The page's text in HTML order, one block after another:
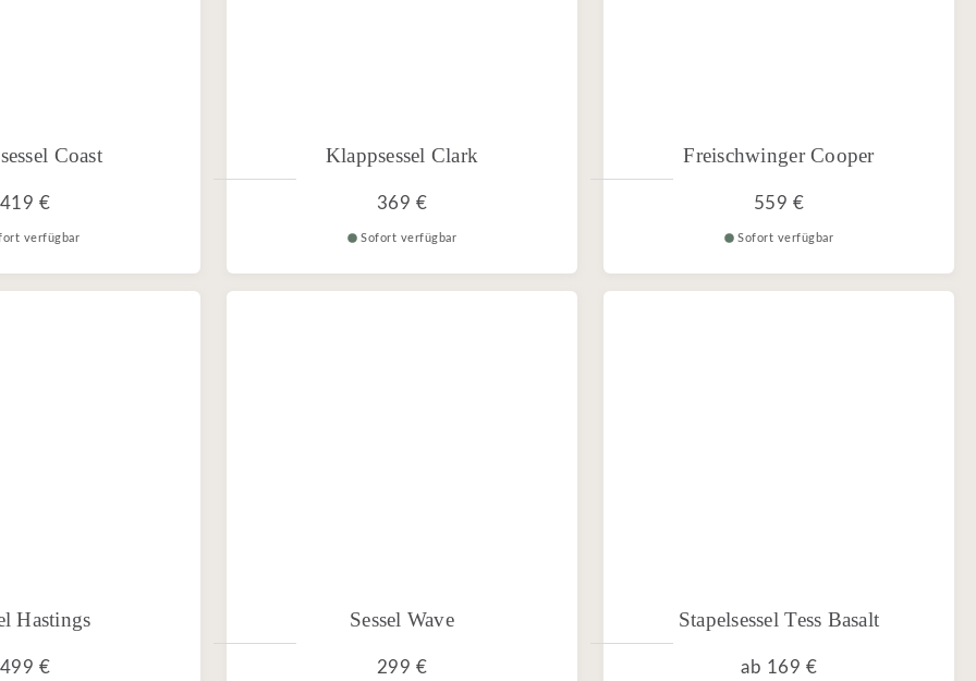
Coast
419 €
verfügbar
Klappsessel Clark
369 €
Sofort verfügbar
Freischwinger Cooper
559 €
Sofort verfügbar
Hastings
499 €
Sessel Wave
299 €
Stapelsessel Tess Basalt
ab 169 €